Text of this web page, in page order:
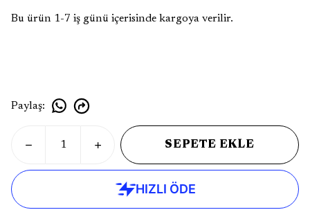
Bu ürün 1-7 iş günü içerisinde kargoya verilir.
Paylaş:
SEPETE EKLE